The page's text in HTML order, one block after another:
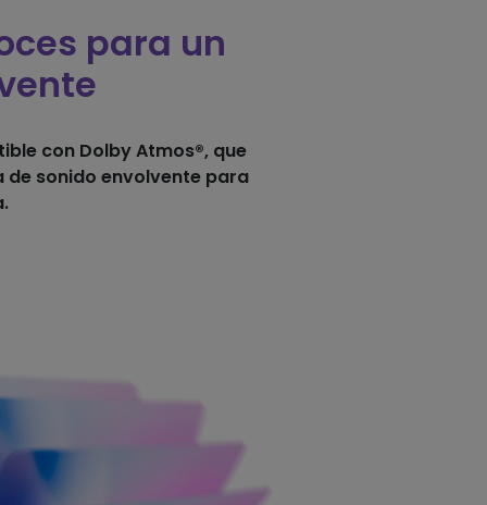
para un
con Dolby Atmos®, que
sonido envolvente para